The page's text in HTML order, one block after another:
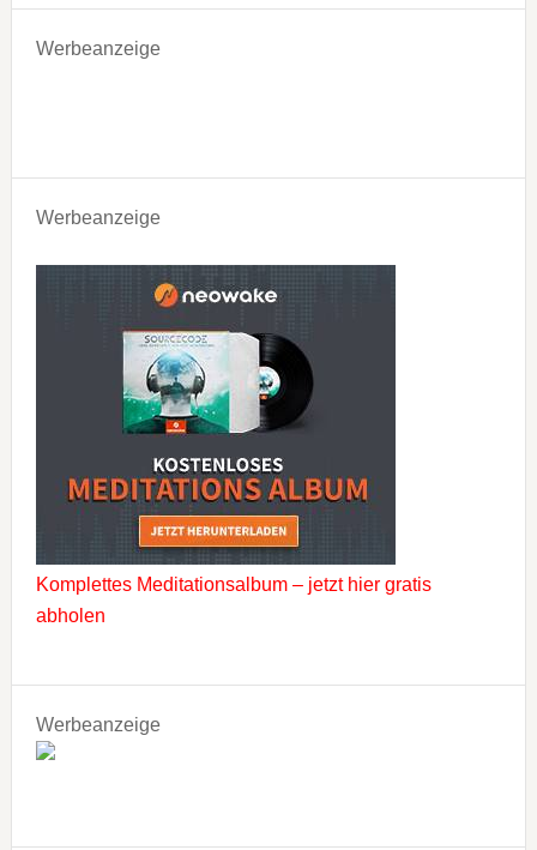
Werbeanzeige
Werbeanzeige
Komplettes Meditationsalbum – jetzt hier gratis
abholen
Werbeanzeige